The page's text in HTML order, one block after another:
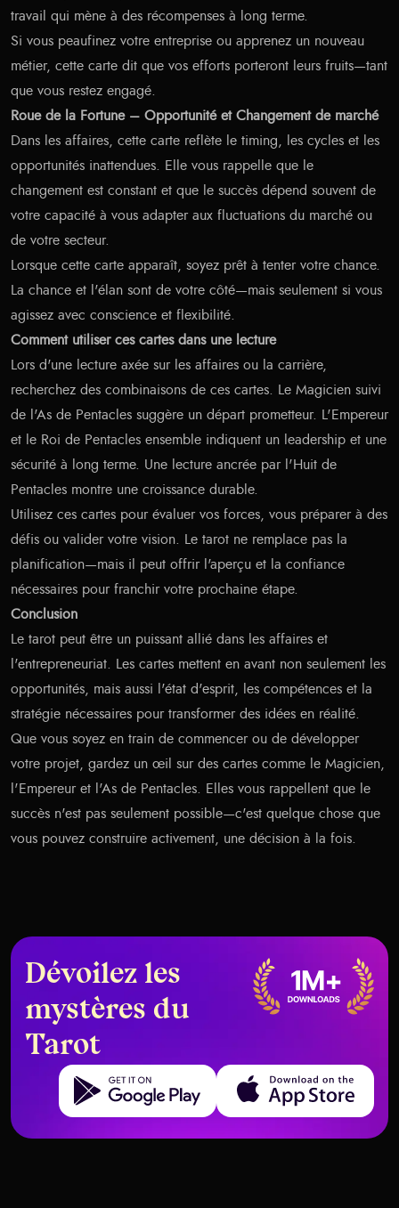
travail qui mène à des récompenses à long terme.
Si vous peaufinez votre entreprise ou apprenez un nouveau
métier, cette carte dit que vos efforts porteront leurs fruits—tant
que vous restez engagé.
Roue de la Fortune – Opportunité et Changement de marché
Dans les affaires, cette carte reflète le timing, les cycles et les
opportunités inattendues. Elle vous rappelle que le
changement est constant et que le succès dépend souvent de
votre capacité à vous adapter aux fluctuations du marché ou
de votre secteur.
Lorsque cette carte apparaît, soyez prêt à tenter votre chance.
La chance et l'élan sont de votre côté—mais seulement si vous
agissez avec conscience et flexibilité.
Comment utiliser ces cartes dans une lecture
Lors d'une lecture axée sur les affaires ou la carrière,
recherchez des combinaisons de ces cartes. Le Magicien suivi
de l'As de Pentacles suggère un départ prometteur. L'Empereur
et le Roi de Pentacles ensemble indiquent un leadership et une
sécurité à long terme. Une lecture ancrée par l'Huit de
Pentacles montre une croissance durable.
Utilisez ces cartes pour évaluer vos forces, vous préparer à des
défis ou valider votre vision. Le tarot ne remplace pas la
planification—mais il peut offrir l'aperçu et la confiance
nécessaires pour franchir votre prochaine étape.
Conclusion
Le tarot peut être un puissant allié dans les affaires et
l'entrepreneuriat. Les cartes mettent en avant non seulement les
opportunités, mais aussi l'état d'esprit, les compétences et la
stratégie nécessaires pour transformer des idées en réalité.
Que vous soyez en train de commencer ou de développer
votre projet, gardez un œil sur des cartes comme le Magicien,
l'Empereur et l'As de Pentacles. Elles vous rappellent que le
succès n'est pas seulement possible—c'est quelque chose que
vous pouvez construire activement, une décision à la fois.
Dévoilez les
mystères du
Tarot
Get it on Google Play Download on the App Store